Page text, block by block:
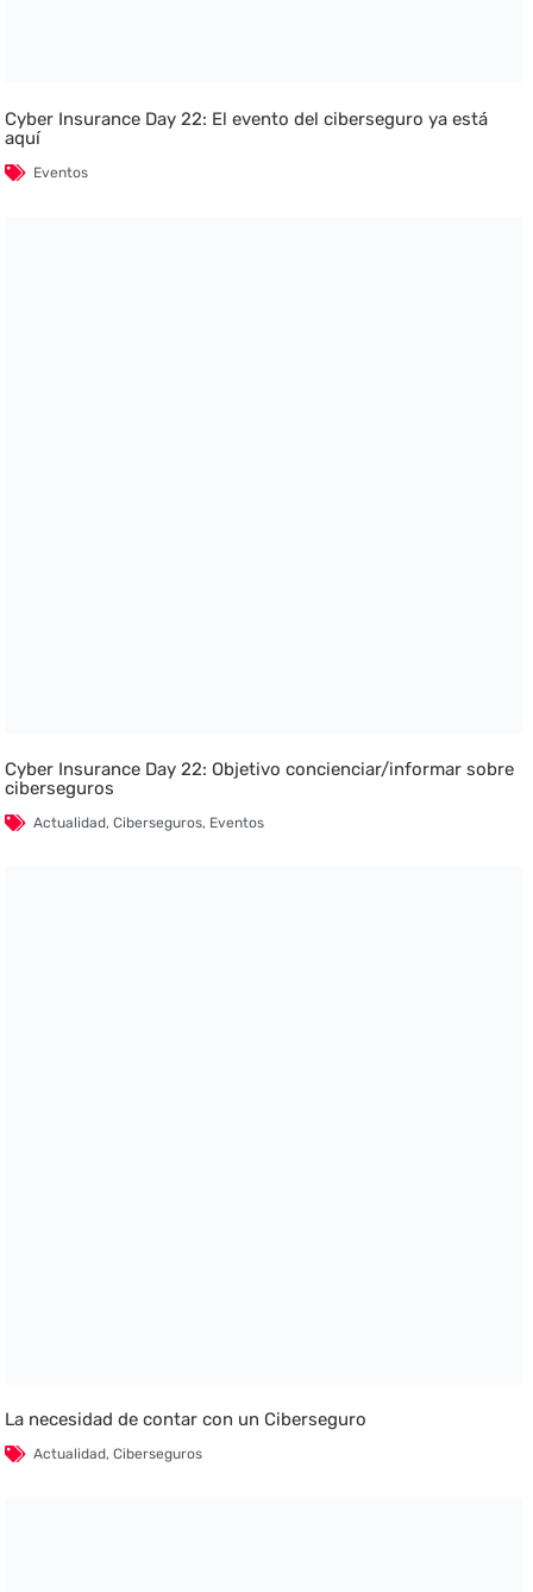
Cyber Insurance Day 22: El evento del ciberseguro ya está
aquí
Eventos
Cyber Insurance Day 22: Objetivo concienciar/informar sobre
ciberseguros
Actualidad,Ciberseguros, Eventos
La necesidad de contar con un Ciberseguro
Actualidad,Ciberseguros